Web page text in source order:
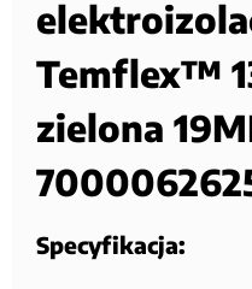
Temflex™
zielona
Specyfikacja: